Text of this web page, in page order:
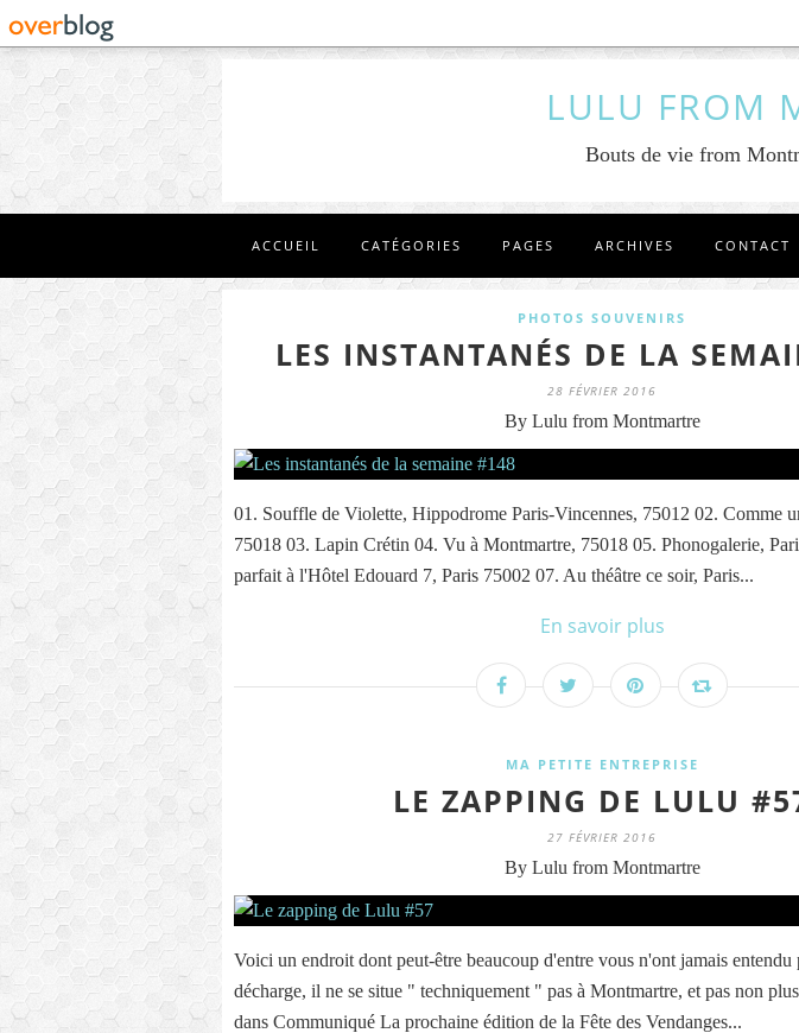
LULU FROM
Bouts de vie from
ACCUEIL CATÉGORIES PAGES ARCHIVES CONTACT
PHOTOS SOUVENIRS
LES INSTANTANÉS DE LA
28 FÉVRIER 2016
By Lulu from Montmartre
01. Souffle de Violette, Hippodrome Paris-Vincennes, 75012 02. Comme
75018 03. Lapin Crétin 04. Vu à Montmartre, 75018 05. Phonogalerie,
parfait à l'Hôtel Edouard 7, Paris 75002 07. Au théâtre ce soir, Paris...
En savoir plus
MA PETITE ENTREPRISE
LE ZAPPING DE LULU
27 FÉVRIER 2016
By Lulu from Montmartre
Voici un endroit dont peut-être beaucoup d'entre vous n'ont jamais entendu
décharge, il ne se situe " techniquement " pas à Montmartre, et pas non
dans Communiqué La prochaine édition de la Fête des Vendanges...